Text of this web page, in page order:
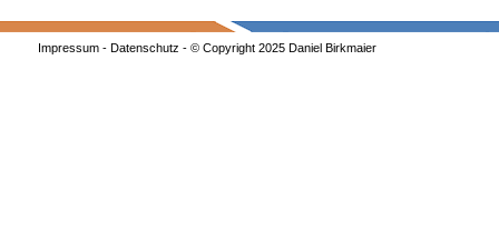
Impressum - Datenschutz - © Copyright 2025 Daniel Birkmaier